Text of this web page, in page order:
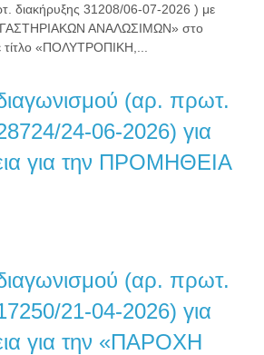
διακήρυξης 31208/06-07-2026 ) με
ΑΝΑΛΩΣΙΜΩΝ» στο
τίτλο «ΠΟΛΥΤΡΟΠΙΚΗ,...
(αρ. πρωτ.
24-06-2026) για
για την ΠΡΟΜΗΘΕΙΑ
(αρ. πρωτ.
21-04-2026) για
για την «ΠΑΡΟΧΗ